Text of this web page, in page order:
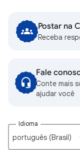
Postar na
Receba
Fale
Conte mais
ajudar você
Idioma
português (Brasil)‎